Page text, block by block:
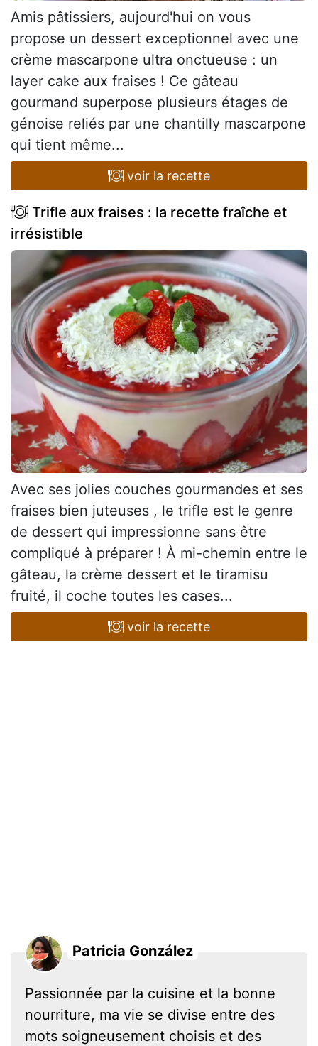
Amis pâtissiers, aujourd'hui on vous
propose un dessert exceptionnel avec une
crème mascarpone ultra onctueuse : un
layer cake aux fraises ! Ce gâteau
gourmand superpose plusieurs étages de
génoise reliés par une chantilly mascarpone
qui tient même...
voir la recette
Trifle aux fraises : la recette fraîche et
irrésistible
Avec ses jolies couches gourmandes et ses
fraises bien juteuses , le trifle est le genre
de dessert qui impressionne sans être
compliqué à préparer ! À mi-chemin entre le
gâteau, la crème dessert et le tiramisu
fruité, il coche toutes les cases...
voir la recette
Patricia González
Passionnée par la cuisine et la bonne
nourriture, ma vie se divise entre des
mots soigneusement choisis et des